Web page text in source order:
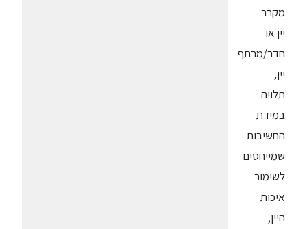
מקרר
יין או
חדר/מרתף
יין,
תלויה
במידת
החשיבות
שמייחסים
לשימור
איכות
היין,